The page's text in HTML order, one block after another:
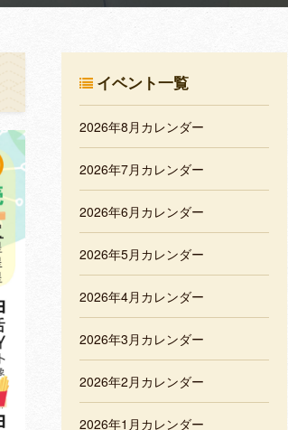
イベント一覧
2026年8月カレンダー
2026年7月カレンダー
2026年6月カレンダー
2026年5月カレンダー
2026年4月カレンダー
2026年3月カレンダー
2026年2月カレンダー
2026年1月カレンダー